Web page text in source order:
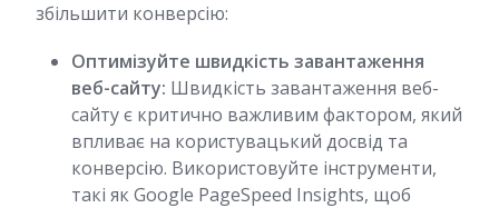
збільшити конверсію:
Оптимізуйте швидкість завантаження
веб-сайту: Швидкість завантаження веб-
сайту є критично важливим фактором, який
впливає на користувацький досвід та
конверсію. Використовуйте інструменти,
такі як Google PageSpeed Insights, щоб